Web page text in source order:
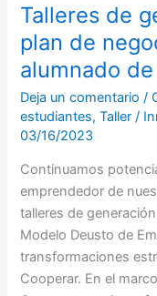
Talleres de
plan de
alumnado
Deja un comentario /
estudiantes,Taller /
03/16/2023
Continuamos
emprendedor de
talleres de
Modelo Deusto de
transformaciones
Cooperar. En el
de
Ingeniería